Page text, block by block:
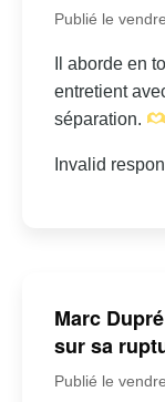
Publié le
Il aborde en
entretient
séparation.
Invalid
Marc
sur sa
Publié le